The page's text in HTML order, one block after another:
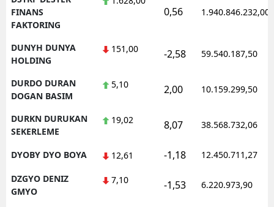
FINANS
FAKTORING
0,56 1.940.846.232,00
DUNYH DUNYA
HOLDING
151,00 -2,58 59.540.187,50
DURDO DURAN
DOGAN BASIM
5,10 2,00 10.159.299,50
DURKN DURUKAN
SEKERLEME
19,02 8,07 38.568.732,06
DYOBY DYO BOYA 12,61 -1,18 12.450.711,27
DZGYO DENIZ
GMYO
7,10 -1,53 6.220.973,90